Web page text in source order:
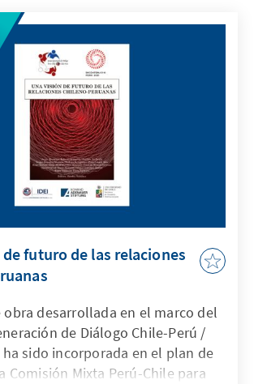
futuro de las relaciones
obra desarrollada en el marco del
de Diálogo Chile-Perú /
ha sido incorporada en el plan de
Comisión Mixta Perú-Chile para